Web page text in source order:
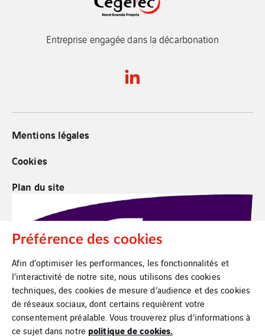
Entreprise engagée dans la décarbonation
Mentions légales
Cookies
Plan du site
Préférence des cookies
Afin d’optimiser les performances, les fonctionnalités et
l’interactivité de notre site, nous utilisons des cookies
techniques, des cookies de mesure d’audience et des cookies
de réseaux sociaux, dont certains requièrent votre
consentement préalable. Vous trouverez plus d’informations à
ce sujet dans notre politique de cookies.